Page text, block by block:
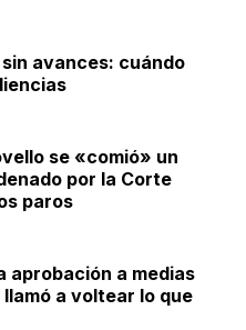
avances: cuándo
se «comió» un
por la Corte
paros
aprobación a medias
a voltear lo que